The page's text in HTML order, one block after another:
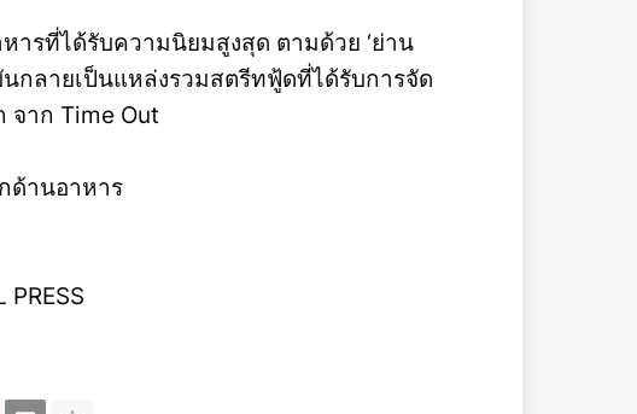
หารที่ได้รับความนิยมสูงสุด ตามด้วย ‘ย่าน
นกลายเป็นแหล่งรวมสตรีทฟู้ดที่ได้รับการจัด
จาก Time Out
ด้านอาหาร